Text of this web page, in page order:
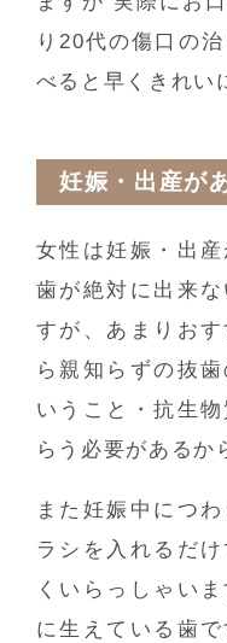
り20代の傷口の
べると早くきれい
妊娠・出産が
女性は妊娠・出
歯が絶対に出来
すが、あまりお
ら親知らずの抜
いうこと・抗生
らう必要があるか
また妊娠中につ
ラシを入れるだ
くいらっしゃい
に生えている歯